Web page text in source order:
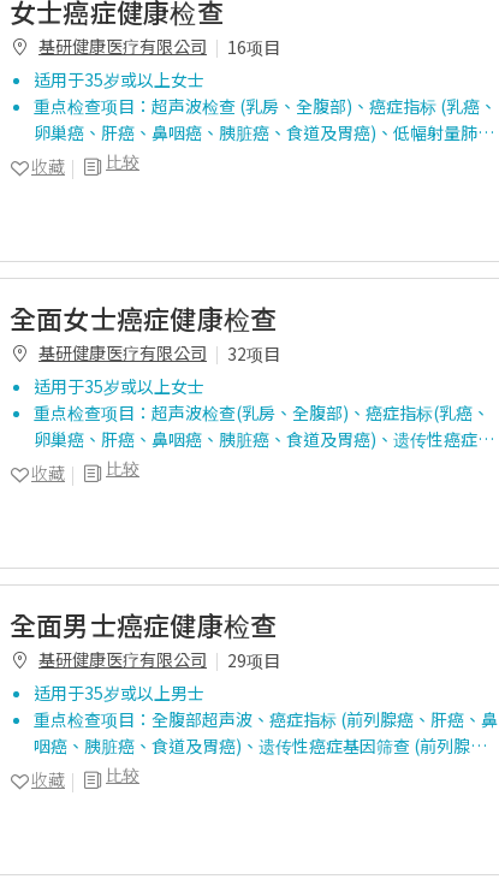
女士癌症健康检查
基研健康医疗有限公司
16项目
适用于35岁或以上女士
重点检查项目：超声波检查 (乳房、全腹部)、癌症指标 (乳癌、
卵巢癌、肝癌、鼻咽癌、胰脏癌、食道及胃癌)、低幅射量肺…
比较
收藏
全面女士癌症健康检查
基研健康医疗有限公司
32项目
适用于35岁或以上女士
重点检查项目：超声波检查(乳房、全腹部)、癌症指标(乳癌、
卵巢癌、肝癌、鼻咽癌、胰脏癌、食道及胃癌)、遗传性癌症…
比较
收藏
全面男士癌症健康检查
基研健康医疗有限公司
29项目
适用于35岁或以上男士
重点检查项目：全腹部超声波、癌症指标 (前列腺癌、肝癌、鼻
咽癌、胰脏癌、食道及胃癌)、遗传性癌症基因筛查 (前列腺…
比较
收藏